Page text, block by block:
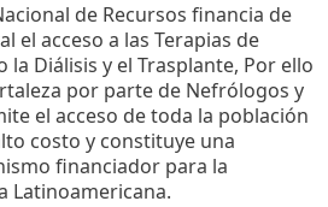
de Recursos financia de
el acceso a las Terapias de
la Diálisis y el Trasplante, Por ello
por parte de Nefrólogos y
el acceso de toda la población
costo y constituye una
financiador para la
Latinoamericana.